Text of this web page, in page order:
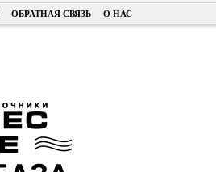
ОБРАТНАЯ СВЯЗЬ О НАС